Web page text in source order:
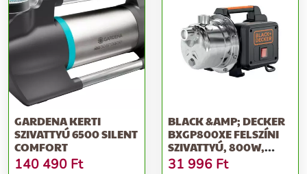
GARDENA KERTI
SZIVATTYÚ 6500 SILENT
COMFORT
140 490 Ft
BLACK &AMP; DECKER
BXGP800XE FELSZÍNI
SZIVATTYÚ, 800W,
ÁRAMLÁS 35...
31 996 Ft